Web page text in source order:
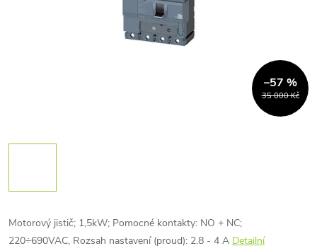
35 000 Kč
–57 %
Motorový jistič; 1,5kW; Pomocné kontakty: NO + NC;
220÷690VAC, Rozsah nastavení (proud): 2.8 - 4 A Detailní